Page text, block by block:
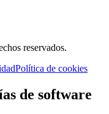
reservados.
Política de cookies
de software